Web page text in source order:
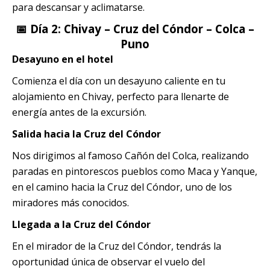
para descansar y aclimatarse.
📅 Día 2: Chivay – Cruz del Cóndor – Colca –
Puno
Desayuno en el hotel
Comienza el día con un desayuno caliente en tu
alojamiento en Chivay, perfecto para llenarte de
energía antes de la excursión.
Salida hacia la Cruz del Cóndor
Nos dirigimos al famoso Cañón del Colca, realizando
paradas en pintorescos pueblos como Maca y Yanque,
en el camino hacia la Cruz del Cóndor, uno de los
miradores más conocidos.
Llegada a la Cruz del Cóndor
En el mirador de la Cruz del Cóndor, tendrás la
oportunidad única de observar el vuelo del